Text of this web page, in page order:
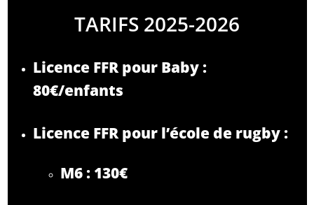
TARIFS 2025-2026
Licence FFR pour Baby :
80€/enfants
Licence FFR pour l’école de rugby :
M6 : 130€